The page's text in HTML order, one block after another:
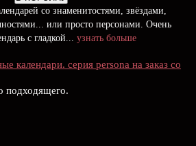
со знаменитостями, звёздами,
или просто персонами. Очень
с гладкой... узнать больше
календари. серия persona на заказ со
подходящего.